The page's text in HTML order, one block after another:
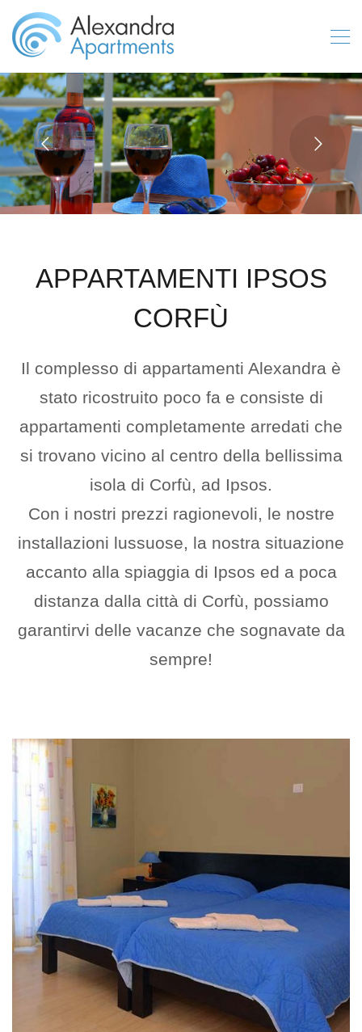
APPARTAMENTI IPSOS
CORFÙ
Il complesso di appartamenti Alexandra è
stato ricostruito poco fa e consiste di
appartamenti completamente arredati che
si trovano vicino al centro della bellissima
isola di Corfù, ad Ipsos.
Con i nostri prezzi ragionevoli, le nostre
installazioni lussuose, la nostra situazione
accanto alla spiaggia di Ipsos ed a poca
distanza dalla città di Corfù, possiamo
garantirvi delle vacanze che sognavate da
sempre!